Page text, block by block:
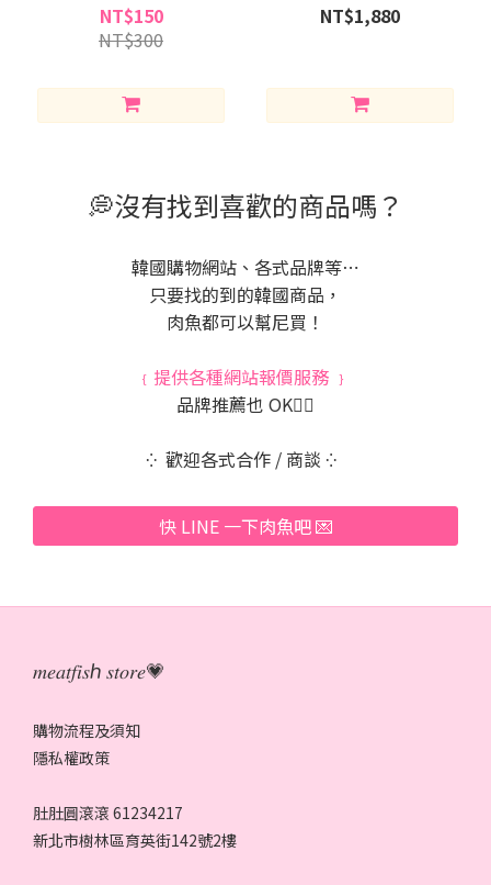
NT$150
NT$300
NT$1,880
💭沒有找到喜歡的商品嗎？
韓國購物網站、各式品牌等⋯
只要找的到的韓國商品，
肉魚都可以幫尼買！
﹛提供各種網站報價服務 ﹜
品牌推薦也 OK👌🏻
⁛ 歡迎各式合作 / 商談 ⁛
快 LINE 一下肉魚吧 💌
𝑚𝑒𝑎𝑡𝑓𝑖𝑠ℎ 𝑠𝑡𝑜𝑟𝑒💗
購物流程及須知
隱私權政策
肚肚圓滾滾 61234217
新北市樹林區育英街142號2樓